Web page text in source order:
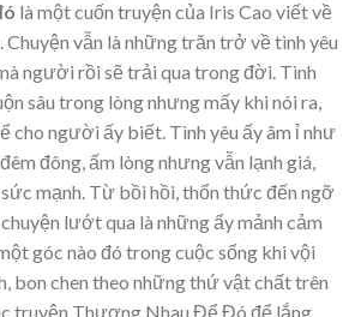
là một cuốn truyện của Iris Cao viết về
Chuyện vẫn là những trăn trở về tình yêu
người rồi sẽ trải qua trong đời. Tình
sâu trong lòng nhưng mấy khi nói ra,
cho người ấy biết. Tình yêu ấy âm ỉ như
đông, ấm lòng nhưng vẫn lạnh giá,
mạnh. Từ bồi hồi, thổn thức đến ngỡ
lướt qua là những ấy mảnh cảm
góc nào đó trong cuộc sống khi vội
bon chen theo những thứ vật chất trên
truyện Thương Nhau Để Đó để lắng